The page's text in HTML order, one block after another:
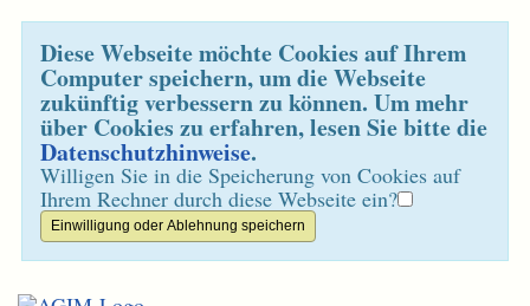
Diese Webseite möchte Cookies auf Ihrem
Computer speichern, um die Webseite
zukünftig verbessern zu können. Um mehr
über Cookies zu erfahren, lesen Sie bitte die
Datenschutzhinweise.
Willigen Sie in die Speicherung von Cookies auf
Ihrem Rechner durch diese Webseite ein?